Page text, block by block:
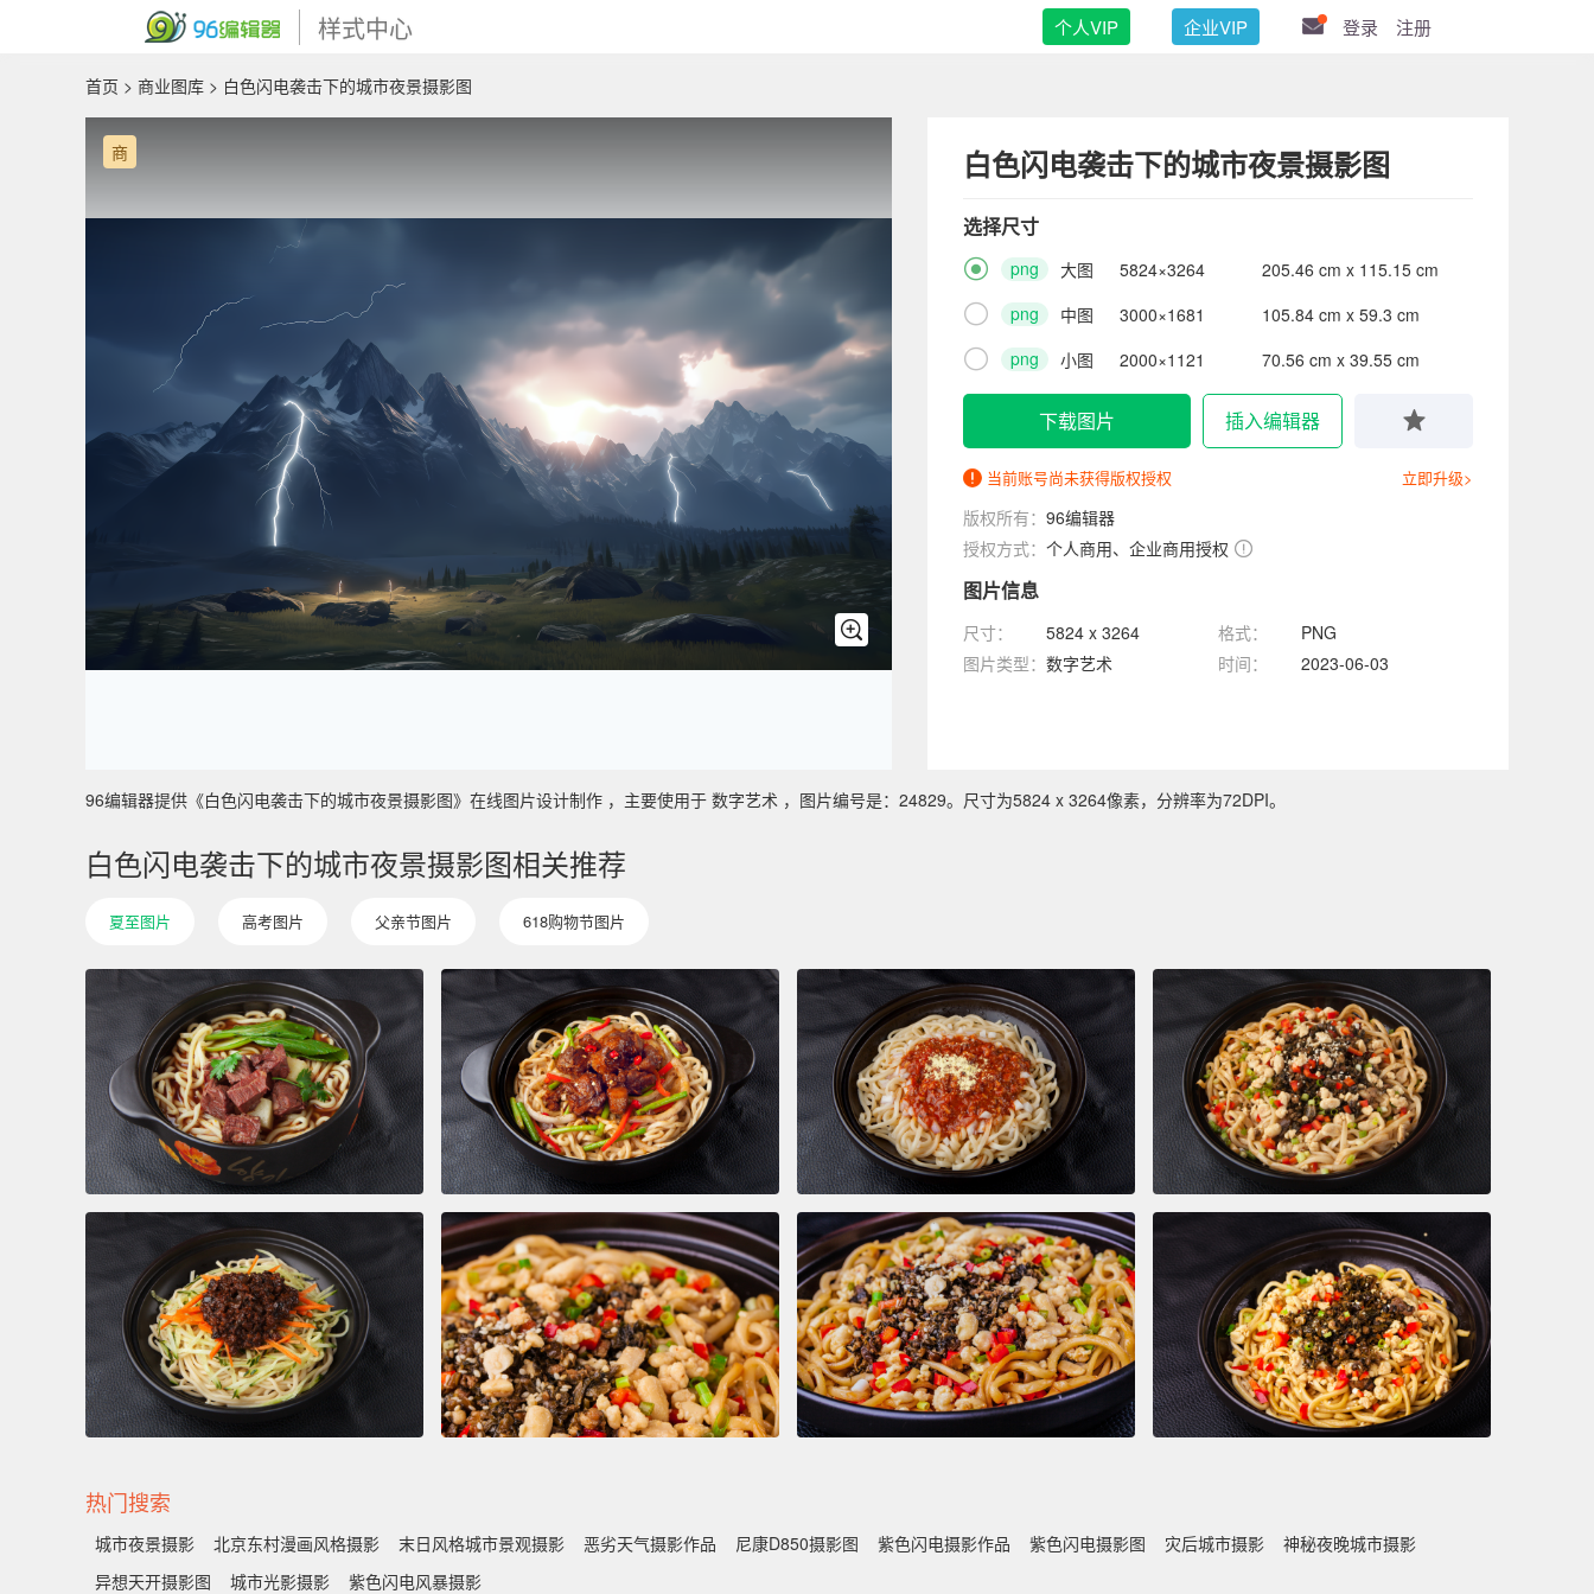
样式中心 个人VIP 企业VIP 登录 注册
首页 > 商业图库 > 白色闪电袭击下的城市夜景摄影图
商 白色闪电袭击下的城市夜景摄影图
选择尺寸
 png 大图 5824×3264 205.46 cm x 115.15 cm
 png 中图 3000×1681 105.84 cm x 59.3 cm
 png 小图 2000×1121 70.56 cm x 39.55 cm
下载图片 插入编辑器
当前账号尚未获得版权授权 立即升级>
版权所有： 96编辑器
授权方式： 个人商用、企业商用授权
图片信息
尺寸： 5824 x 3264 格式：
PNG
图片类型： 数字艺术 时间： 2023-06-03
96编辑器提供《白色闪电袭击下的城市夜景摄影图》在线图片设计制作 ，主要使用于 数字艺术 ，图片编号是：24829。尺寸为5824 x 3264像素，分辨率为72DPI。
白色闪电袭击下的城市夜景摄影图相关推荐
夏至图片 高考图片 父亲节图片 618购物节图片
热门搜索
城市夜景摄影 北京东村漫画风格摄影 末日风格城市景观摄影 恶劣天气摄影作品 尼康D850摄影图 紫色闪电摄影作品 紫色闪电摄影图 灾后城市摄影
神秘夜晚城市摄影
异想天开摄影图
城市光影摄影 紫色闪电风暴摄影